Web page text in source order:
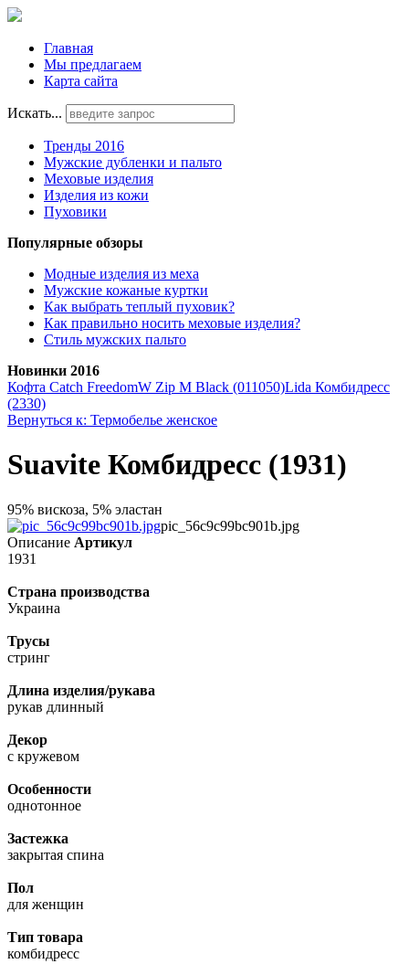
Главная
Мы предлагаем
Карта сайта
Искать...
Тренды 2016
Мужские дубленки и пальто
Меховые изделия
Изделия из кожи
Пуховики
Популярные обзоры
Модные изделия из меха
Мужские кожаные куртки
Как выбрать теплый пуховик?
Как правильно носить меховые изделия?
Стиль мужских пальто
Новинки 2016
Кофта Catch FreedomW Zip M Black (011050)Lida Комбидресс
(2330)
Вернуться к: Термобелье женское
Suavite Комбидресс (1931)
95% вискоза, 5% эластан
pic_56c9c99bc901b.jpg
Описание Артикул
1931
Страна производства
Украина
Трусы
стринг
Длина изделия/рукава
рукав длинный
Декор
с кружевом
Особенности
однотонное
Застежка
закрытая спина
Пол
для женщин
Тип товара
комбидресс